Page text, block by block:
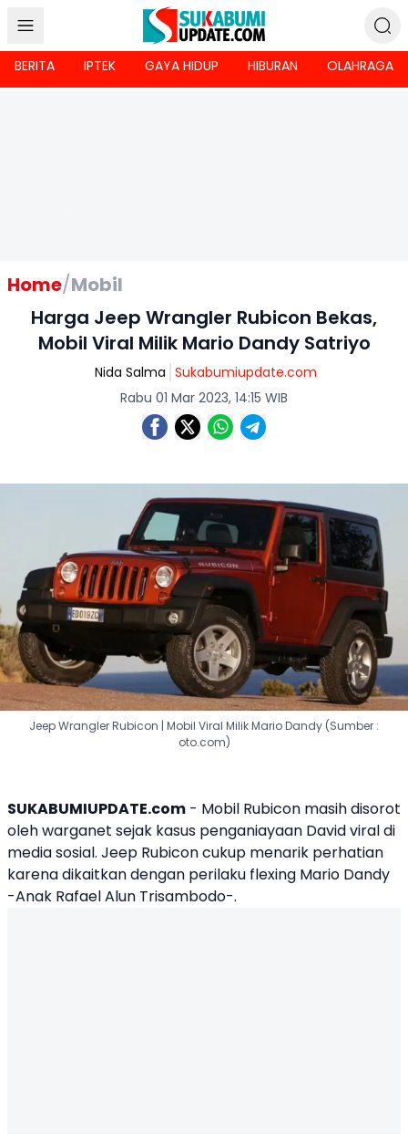
BERITA IPTEK GAYA HIDUP HIBURAN OLAHRAGA
Home/Mobil
Harga Jeep Wrangler Rubicon Bekas,
Mobil Viral Milik Mario Dandy Satriyo
Nida Salma Sukabumiupdate.com
Rabu 01 Mar 2023, 14:15 WIB
Jeep Wrangler Rubicon | Mobil Viral Milik Mario Dandy (Sumber :
oto.com)
SUKABUMIUPDATE.com - Mobil Rubicon masih disorot
oleh warganet sejak kasus penganiayaan Davidviral di
media sosial. Jeep Rubiconcukup menarik perhatian
karena dikaitkan dengan perilaku flexing Mario Dandy
-Anak Rafael Alun Trisambodo-.